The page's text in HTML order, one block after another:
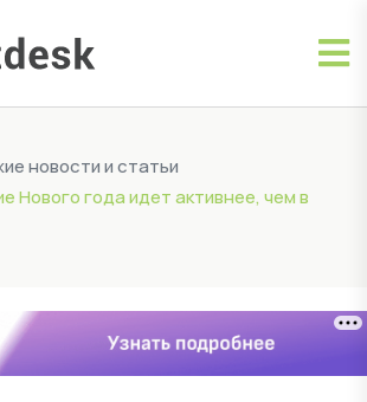
новости и статьи
Нового года идет активнее, чем в